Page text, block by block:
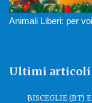
Animali Liberi: per
Ultimi articoli
BISCEGLIE (BT)